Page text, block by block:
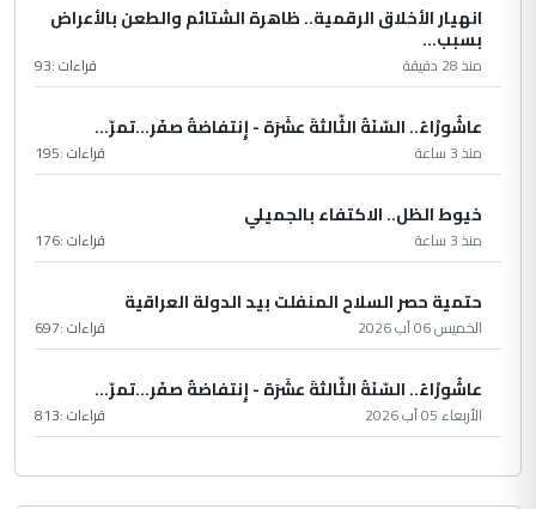
انهيار الأخلاق الرقمية.. ظاهرة الشتائم والطعن بالأعراض
بسبب...
منذ 28 دقيقة قراءات :93
عاشُورْاءُ.. السّنَةُ الثّالثةَ عشَرَة - إِنتفاضةُ صفَر…تمرّ...
منذ 3 ساعة قراءات :195
خيوط الظل.. الاكتفاء بالجميلي
منذ 3 ساعة قراءات :176
حتمية حصر السلاح المنفلت بيد الدولة العراقية
الخميس 06 آب 2026 قراءات :697
عاشُورْاءُ.. السّنَةُ الثّالثةَ عشَرَة - إِنتفاضةُ صفَر…تمرّ...
الأربعاء 05 آب 2026 قراءات :813